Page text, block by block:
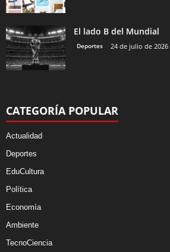
El lado B del Mundial
Deportes 24 de julio de 2026
CATEGORÍA POPULAR
Actualidad
Deportes
EduCultura
Política
Economía
Ambiente
TecnoCiencia